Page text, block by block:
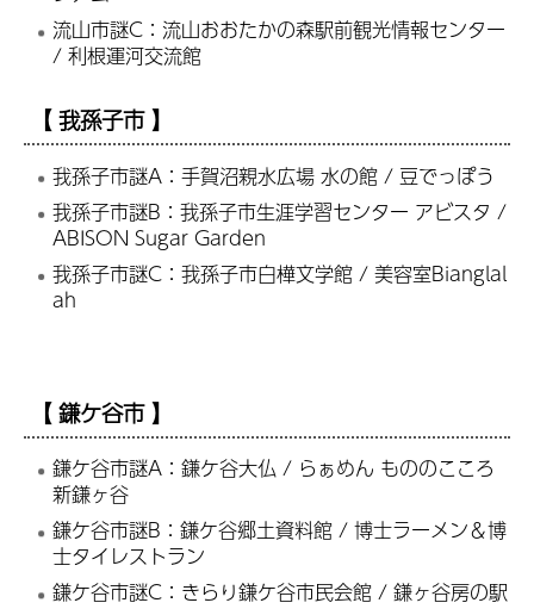
流山市謎C：流山おおたかの森駅前観光情報センター
/ 利根運河交流館
【 我孫子市 】
我孫子市謎A：手賀沼親水広場 水の館 / 豆でっぽう
我孫子市謎B：我孫子市生涯学習センター アビスタ /
ABISON Sugar Garden
我孫子市謎C：我孫子市白樺文学館 / 美容室Bianglal
ah
【 鎌ケ谷市 】
鎌ケ谷市謎A：鎌ケ谷大仏 / らぁめん もののこころ
新鎌ヶ谷
鎌ケ谷市謎B：鎌ケ谷郷土資料館 / 博士ラーメン＆博
士タイレストラン
鎌ケ谷市謎C：きらり鎌ケ谷市民会館 / 鎌ヶ谷房の駅